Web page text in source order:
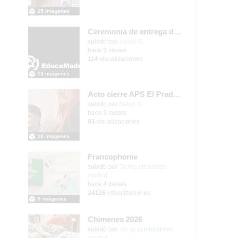
25 imágenes
Ceremonia de entrega de premios Quizstory 2026
subido por Isabel G.
13 imágenes
hace 3 meses
114 visualizaciones
Acto cierre APS El Prado Companion - Galería de imágenes
subido por Belen G.
18 imágenes
hace 3 meses
93 visualizaciones
Francophonie
subido por Tic ies cervantes
madrid
5 imágenes
hace 4 meses
24126 visualizaciones
Chimenea 2026
subido por Tic cp jaimebalmes